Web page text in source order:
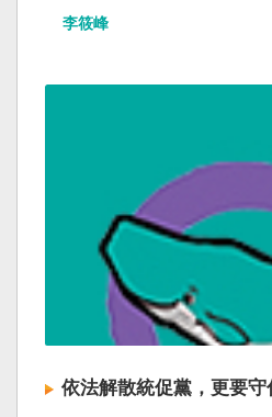
李筱峰
依法解散統促黨，更要守